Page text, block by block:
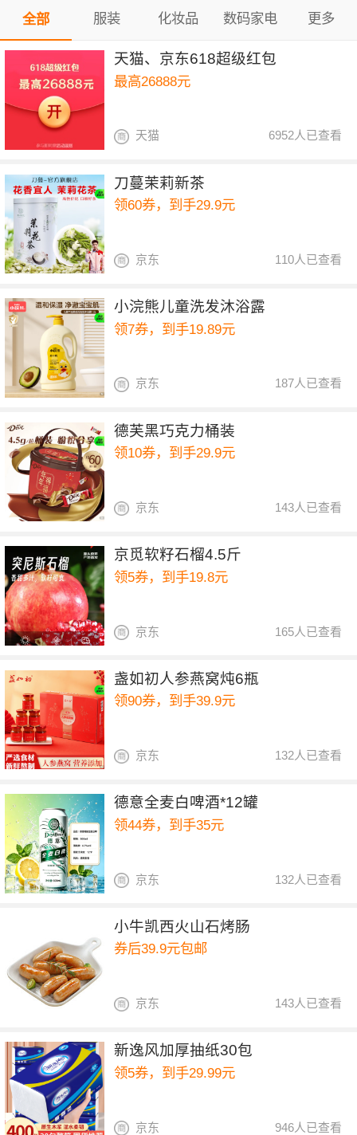
全部 服装 化妆品 数码家电 更多
天猫、京东618超级红包
最高26888元
6952人已查看
天猫
刀蔓茉莉新茶
领60券，到手29.9元
110人已查看
京东
小浣熊儿童洗发沐浴露
领7券，到手19.89元
187人已查看
京东
德芙黑巧克力桶装
领10券，到手29.9元
143人已查看
京东
京觅软籽石榴4.5斤
领5券，到手19.8元
165人已查看
京东
盏如初人参燕窝炖6瓶
领90券，到手39.9元
132人已查看
京东
德意全麦白啤酒*12罐
领44券，到手35元
132人已查看
京东
小牛凯西火山石烤肠
券后39.9元包邮
143人已查看
京东
新逸风加厚抽纸30包
领5券，到手29.99元
946人已查看
京东